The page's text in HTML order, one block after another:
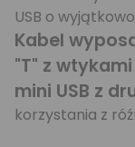
USB o
Kabel
"T" z
mini USB z
korzystania z